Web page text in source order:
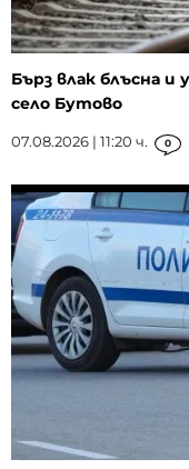
Бърз влак блъсна и
село Бутово
07.08.2026 | 11:20 ч. 0